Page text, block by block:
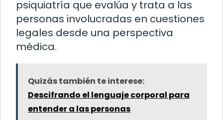
psiquiatría que evalúa y trata a las
personas involucradas en cuestiones
legales desde una perspectiva
médica.
Quizás también te interese:
Descifrando el lenguaje corporal para
entender a las personas